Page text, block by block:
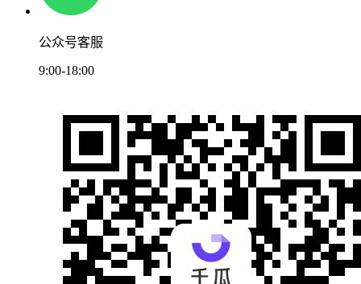
公众号客服
9:00-18:00